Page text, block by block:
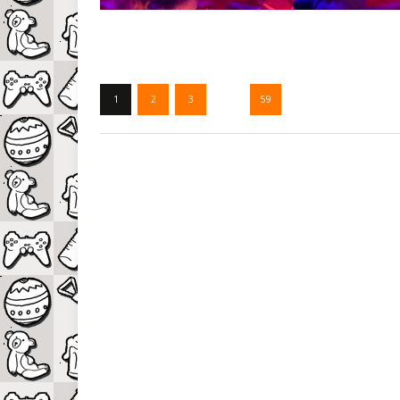
1 2 3 59